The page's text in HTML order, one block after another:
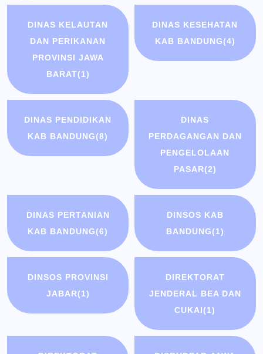
DINAS KELAUTAN
DAN PERIKANAN
PROVINSI JAWA
BARAT(1)
DINAS KESEHATAN
KAB BANDUNG(4)
DINAS PENDIDIKAN
KAB BANDUNG(8)
DINAS
PERDAGANGAN DAN
PENGELOLAAN
PASAR(2)
DINAS PERTANIAN
KAB BANDUNG(6)
DINSOS KAB
BANDUNG(1)
DINSOS PROVINSI
JABAR(1)
DIREKTORAT
JENDERAL BEA DAN
CUKAI(1)